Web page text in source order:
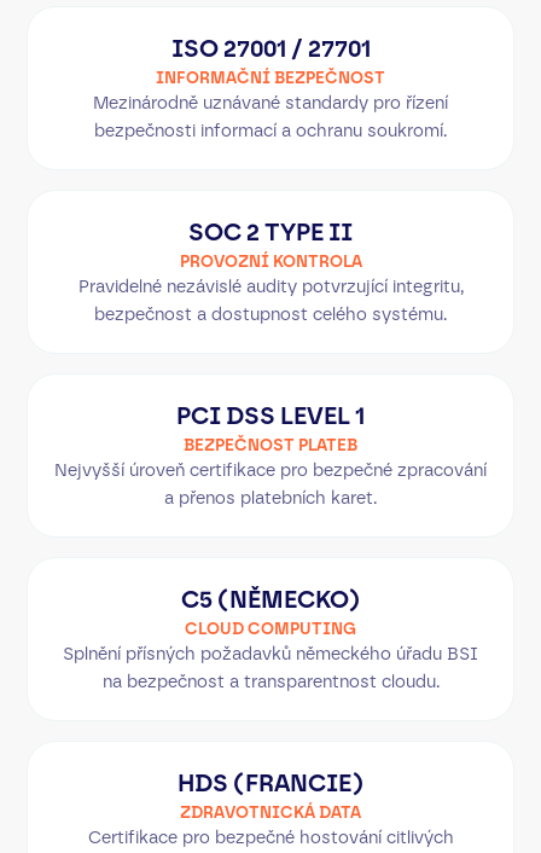
ISO 27001 / 27701
INFORMAČNÍ BEZPEČNOST
Mezinárodně uznávané standardy pro řízení
bezpečnosti informací a ochranu soukromí.
SOC 2 TYPE II
PROVOZNÍ KONTROLA
Pravidelné nezávislé audity potvrzující integritu,
bezpečnost a dostupnost celého systému.
PCI DSS LEVEL 1
BEZPEČNOST PLATEB
Nejvyšší úroveň certifikace pro bezpečné zpracování
a přenos platebních karet.
C5 (NĚMECKO)
CLOUD COMPUTING
Splnění přísných požadavků německého úřadu BSI
na bezpečnost a transparentnost cloudu.
HDS (FRANCIE)
ZDRAVOTNICKÁ DATA
Certifikace pro bezpečné hostování citlivých